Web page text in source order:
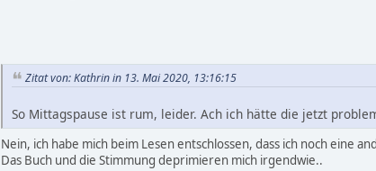
Zitat von: Kathrin in 13. Mai 2020, 13:16:15
So Mittagspause ist rum, leider. Ach ich hätte die jetzt
Nein, ich habe mich beim Lesen entschlossen, dass ich noch eine
Das Buch und die Stimmung deprimieren mich irgendwie..